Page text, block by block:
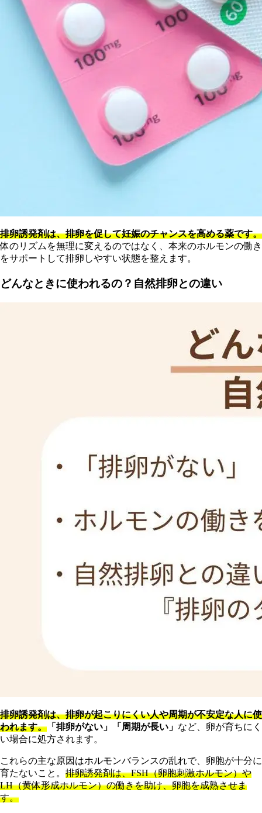
排卵誘発剤は、排卵を促して妊娠のチャンスを高める薬です。
体のリズムを無理に変えるのではなく、本来のホルモンの働き
をサポートして排卵しやすい状態を整えます。
どんなときに使われるの？自然排卵との違い
排卵誘発剤は、排卵が起こりにくい人や周期が不安定な人に使
われます。 「排卵がない」「周期が長い」 など、卵が育ちにく
い場合に処方されます。
これらの主な原因はホルモンバランスの乱れで、卵胞が十分に
育たないこと。 排卵誘発剤は、FSH（卵胞刺激ホルモン）や
LH（黄体形成ホルモン）の働きを助け、卵胞を成熟させま
す。